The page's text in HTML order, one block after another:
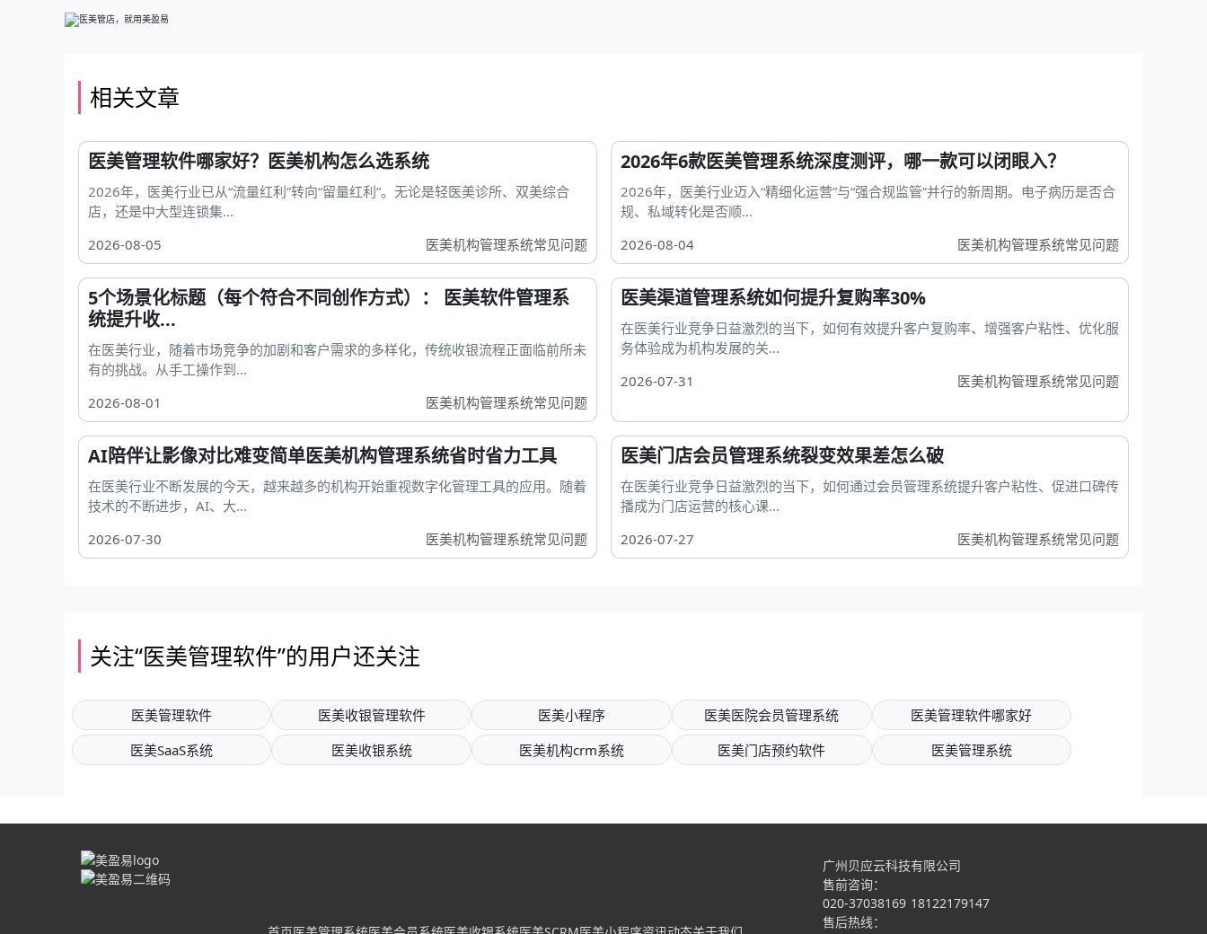
相关文章
医美管理软件哪家好？医美机构怎么选系统
2026年，医美行业已从“流量红利”转向“留量红利”。无论是轻医美诊所、双美综合
店，还是中大型连锁集...
2026-08-05
医美机构管理系统常见问题
2026年6款医美管理系统深度测评，哪一款可以闭眼入？
2026年，医美行业迈入“精细化运营”与“强合规监管”并行的新周期。电子病历是否合
规、私域转化是否顺...
2026-08-04
医美机构管理系统常见问题
5个场景化标题（每个符合不同创作方式）： 医美软件管理系
统提升收...
在医美行业，随着市场竞争的加剧和客户需求的多样化，传统收银流程正面临前所未
有的挑战。从手工操作到...
2026-08-01
医美机构管理系统常见问题
医美渠道管理系统如何提升复购率30%
在医美行业竞争日益激烈的当下，如何有效提升客户复购率、增强客户粘性、优化服
务体验成为机构发展的关...
2026-07-31
医美机构管理系统常见问题
AI陪伴让影像对比难变简单医美机构管理系统省时省力工具
在医美行业不断发展的今天，越来越多的机构开始重视数字化管理工具的应用。随着
技术的不断进步，AI、大...
2026-07-30
医美机构管理系统常见问题
医美门店会员管理系统裂变效果差怎么破
在医美行业竞争日益激烈的当下，如何通过会员管理系统提升客户粘性、促进口碑传
播成为门店运营的核心课...
2026-07-27
医美机构管理系统常见问题
关注“医美管理软件”的用户还关注
医美管理软件 医美收银管理软件 医美小程序 医美医院会员管理系统
医美管理软件哪家好
医美SaaS系统
医美收银系统 医美机构crm系统 医美门店预约软件 医美管理系统
广州贝应云科技有限公司
售前咨询：
020-37038169 18122179147
售后热线：